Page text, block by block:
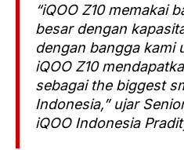
“iQOO Z10 memakai
besar dengan
dengan bangga kami
iQOO Z10
sebagai the biggest
Indonesia,” ujar
iQOO Indonesia